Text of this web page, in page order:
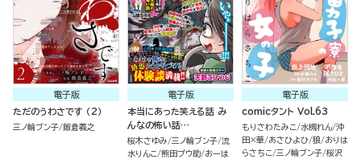
電子版
ただのうわさです （2）
三ノ輪ブン子 飯倉義之
電子版
本当にあった笑える話 み
んなの怖い話
2024→2025冬
桜木さゆみ 三ノ輪ブン子 流
水りんこ 熊田プウ助 おーは
電子版
comicタント Vol.63
もりさわたみこ 水槻れん 沖
田×華 あさひよひ 狼 おりは
らさちこ 三ノ輪ブン子 桜沢